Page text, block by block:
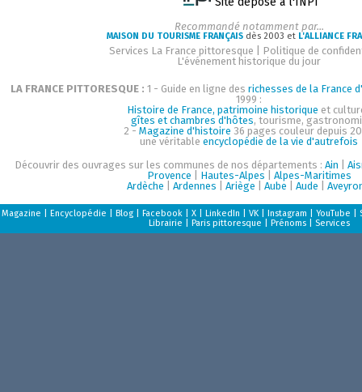
Recommandé notamment par...
MAISON DU TOURISME FRANÇAISdès 2003 et L'ALLIANCE
Services La France pittoresque
Politique de
L'événement historique du jour
LA FRANCE PITTORESQUE : 1 - Guide en ligne des richesses de la France
1999 :
Histoire de France, patrimoine historique et
gîtes et chambres d'hôtes, tourisme,
2 - Magazine d'histoire 36 pages couleur depuis
une véritable encyclopédie de la vie d'autrefois
Découvrir des ouvrages sur les communes de nos départements : Ain
Provence
Hautes-Alpes
Alpes-Maritimes
Ardèche
Ardennes Ariège Aube Aude
Magazine Encyclopédie Blog| Facebook| X| LinkedIn VK| Instagram YouTube
Librairie
Paris pittoresque Prénoms| Services